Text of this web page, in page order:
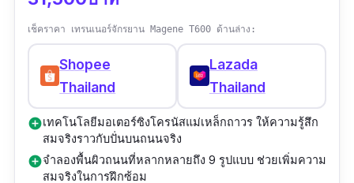
เช็คราคา เทรนเนอร์จักรยาน Magene T600 ด้านล่าง:
Shopee
Thailand
Lazada
Thailand
add_circleเทคโนโลยีมอเตอร์ซิงโครนัสแม่เหล็กถาวร ให้ความรู้สึก
สมจริงราวกับปั่นบนถนนจริง
add_circleจำลองพื้นผิวถนนที่หลากหลายถึง 9 รูปแบบ ช่วยเพิ่มความ
สมจริงในการฝึกซ้อม